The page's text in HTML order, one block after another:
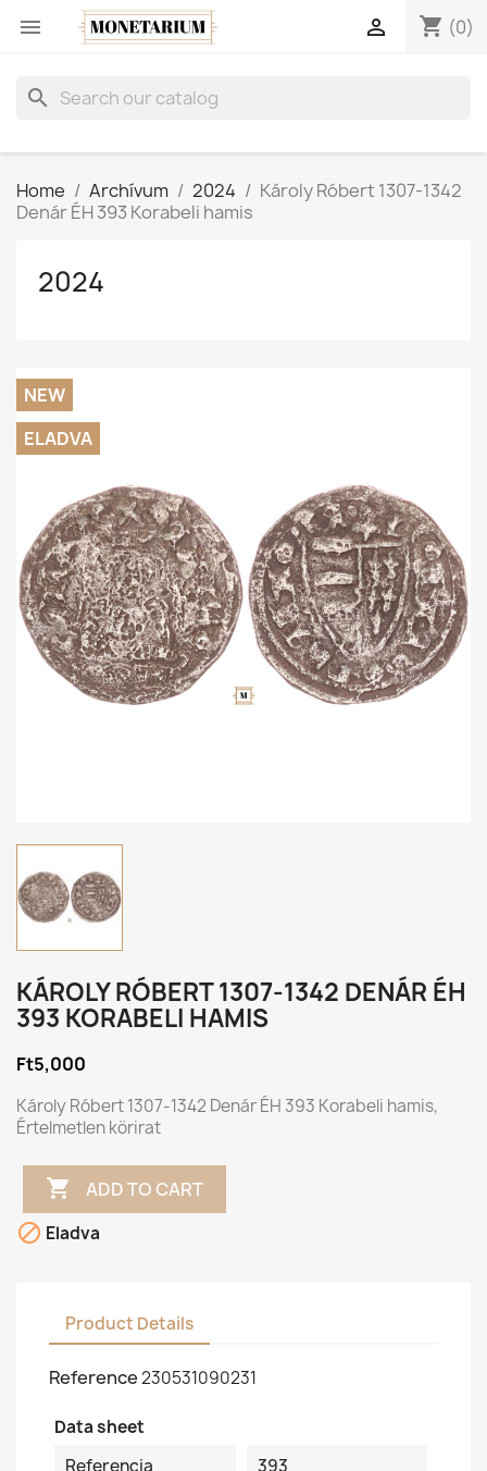
 shopping_cart (0)

search
Home Archívum 2024
Károly Róbert 1307-1342
Denár ÉH 393 Korabeli hamis
2024
NEW
ELADVA
KÁROLY RÓBERT 1307-1342 DENÁR ÉH
393 KORABELI HAMIS
Ft5,000
Károly Róbert 1307-1342 Denár ÉH 393 Korabeli hamis,
Értelmetlen körirat
 ADD TO CART
 Eladva
Product Details
Reference230531090231
Data sheet
Referencia
393